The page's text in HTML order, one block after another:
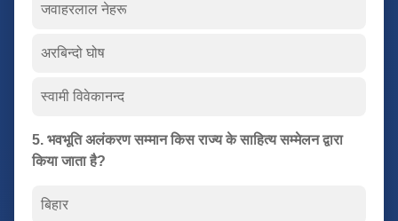
जवाहरलाल नेहरू
अरबिन्दो घोष
स्वामी विवेकानन्द
5. भवभूति अलंकरण सम्मान किस राज्य के साहित्य सम्मेलन द्वारा
किया जाता है?
बिहार